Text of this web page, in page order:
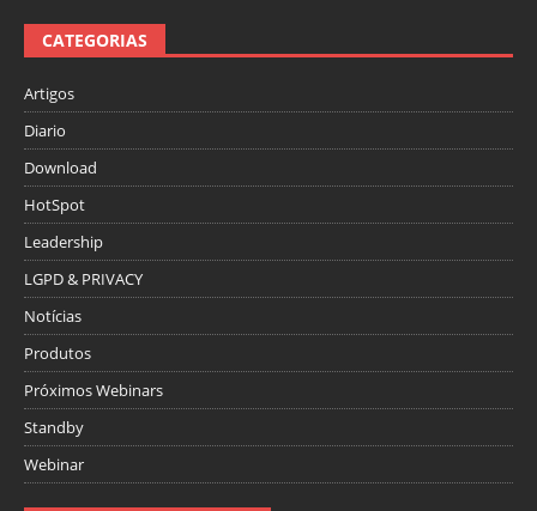
CATEGORIAS
Artigos
Diario
Download
HotSpot
Leadership
LGPD & PRIVACY
Notícias
Produtos
Próximos Webinars
Standby
Webinar